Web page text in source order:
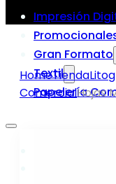
Impresión
Gran Formato
Textil
Papelería
HomeTienda
ComercialHojas